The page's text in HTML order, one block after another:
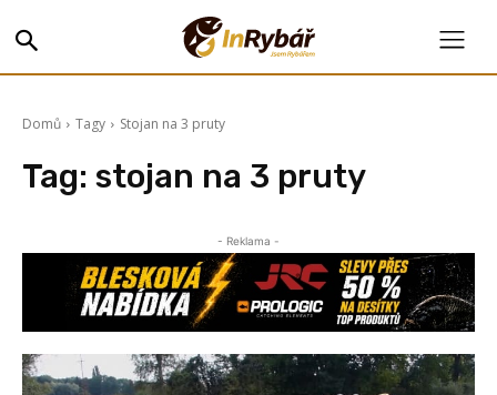
Domů Tagy Stojan na 3 pruty
Tag: stojan na 3 pruty
- Reklama -